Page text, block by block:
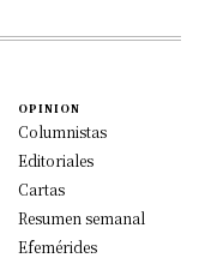
OPINION
Columnistas
Editoriales
Cartas
Resumen semanal
Efemérides